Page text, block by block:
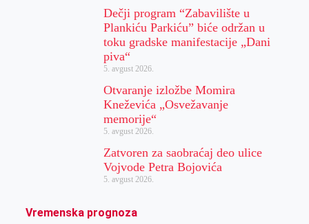
Dečji program “Zabavilište u
Plankiću Parkiću” biće održan u
toku gradske manifestacije „Dani
piva“
5. avgust 2026.
Otvaranje izložbe Momira
Kneževića „Osvežavanje
memorije“
5. avgust 2026.
Zatvoren za saobraćaj deo ulice
Vojvode Petra Bojovića
5. avgust 2026.
Vremenska prognoza